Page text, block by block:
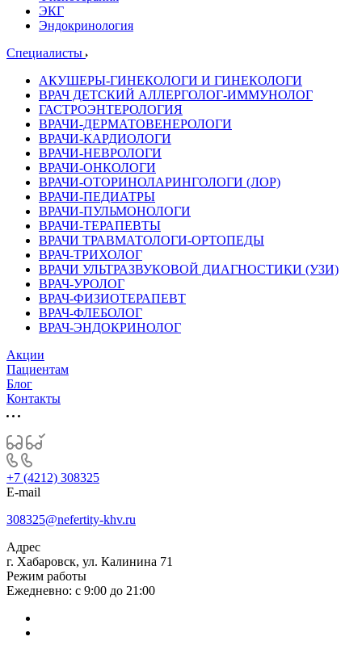
ЭКГ
Эндокринология
Специалисты
АКУШЕРЫ-ГИНЕКОЛОГИ И ГИНЕКОЛОГИ
ВРАЧ ДЕТСКИЙ АЛЛЕРГОЛОГ-ИММУНОЛОГ
ГАСТРОЭНТЕРОЛОГИЯ
ВРАЧИ-ДЕРМАТОВЕНЕРОЛОГИ
ВРАЧИ-КАРДИОЛОГИ
ВРАЧИ-НЕВРОЛОГИ
ВРАЧИ-ОНКОЛОГИ
ВРАЧИ-ОТОРИНОЛАРИНГОЛОГИ (ЛОР)
ВРАЧИ-ПЕДИАТРЫ
ВРАЧИ-ПУЛЬМОНОЛОГИ
ВРАЧИ-ТЕРАПЕВТЫ
ВРАЧИ ТРАВМАТОЛОГИ-ОРТОПЕДЫ
ВРАЧ-ТРИХОЛОГ
ВРАЧИ УЛЬТРАЗВУКОВОЙ ДИАГНОСТИКИ (УЗИ)
ВРАЧ-УРОЛОГ
ВРАЧ-ФИЗИОТЕРАПЕВТ
ВРАЧ-ФЛЕБОЛОГ
ВРАЧ-ЭНДОКРИНОЛОГ
Акции
Пациентам
Блог
Контакты
+7 (4212) 308325
E-mail
308325@nefertity-khv.ru
Адрес
г. Хабаровск, ул. Калинина 71
Режим работы
Ежедневно: с 9:00 до 21:00